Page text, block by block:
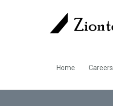
Home Careers